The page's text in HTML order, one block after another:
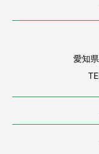
愛知